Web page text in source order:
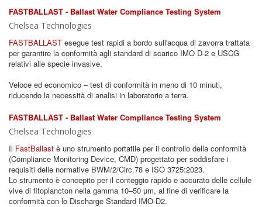
FASTBALLAST - Ballast Water Compliance Testing System
Chelsea Technologies
FASTBALLAST esegue test rapidi a bordo sull'acqua di zavorra trattata
per garantire la conformità agli standard di scarico IMO D-2 e USCG
relativi alle specie invasive.
Veloce ed economico – test di conformità in meno di 10 minuti,
riducendo la necessità di analisi in laboratorio a terra.
FASTBALLAST - Ballast Water Compliance Testing System
Chelsea Technologies
Il FastBallast è uno strumento portatile per il controllo della conformità
(Compliance Monitoring Device, CMD) progettato per soddisfare i
requisiti delle normative BWM/2/Circ.78 e ISO 3725:2023.
Lo strumento è concepito per il conteggio rapido e accurato delle cellule
vive di fitoplancton nella gamma 10–50 µm, al fine di verificare la
conformità con lo Discharge Standard IMO-D2.